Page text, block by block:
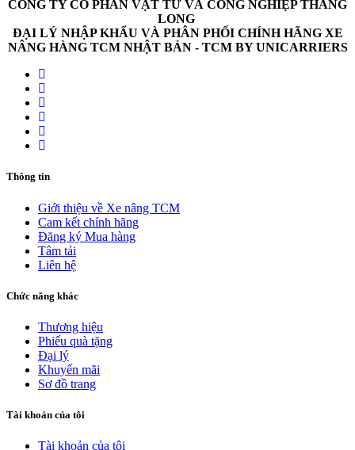
CÔNG TY CỔ PHẦN VẬT TƯ VÀ CÔNG NGHIỆP THĂNG
LONG
ĐẠI LÝ NHẬP KHẨU VÀ PHÂN PHỐI CHÍNH HÃNG XE
NÂNG HÀNG TCM NHẬT BẢN - TCM BY UNICARRIERS
Thông tin
Giới thiệu về Xe nâng TCM
Cam kết chính hãng
Đăng ký Mua hàng
Tâm tải
Liên hệ
Chức năng khác
Thương hiệu
Phiếu quà tặng
Đại lý
Khuyến mãi
Sơ đồ trang
Tài khoản của tôi
Tài khoản của tôi